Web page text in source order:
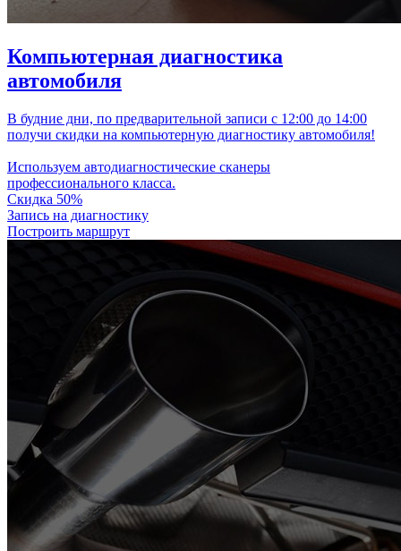
Компьютерная диагностика
автомобиля
В будние дни, по предварительной записи с 12:00 до 14:00
получи скидки на компьютерную диагностику автомобиля!
Используем автодиагностические сканеры
профессионального класса.
Скидка 50%
Запись на диагностику
Построить маршрут